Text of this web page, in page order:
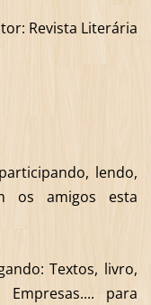
Revista Literária
lendo,
os amigos esta
Textos, livro,
Empresas.... para